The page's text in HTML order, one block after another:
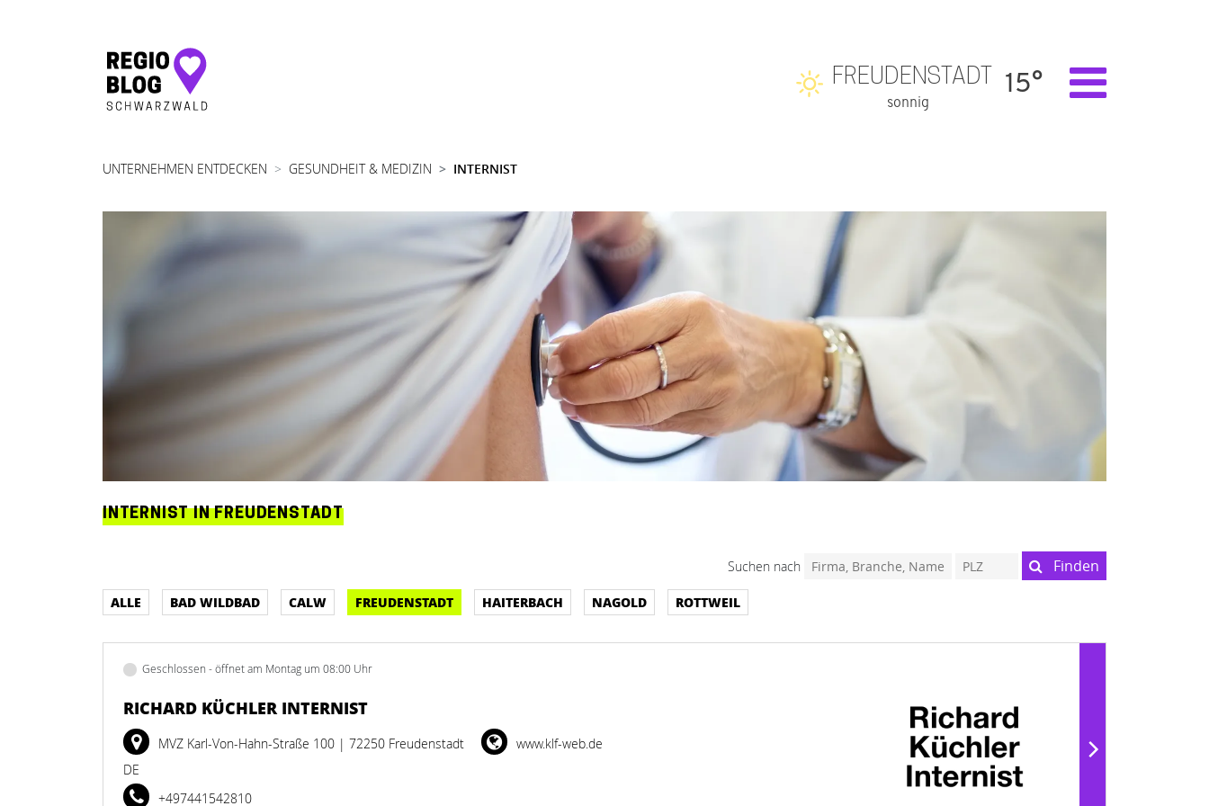
Hauptnavigation
FREUDENSTADT
sonnig
15°
UNTERNEHMEN ENTDECKEN GESUNDHEIT & MEDIZIN INTERNIST
INTERNIST IN FREUDENSTADT
Suchen nach Finden
ALLE BAD WILDBAD CALW FREUDENSTADT HAITERBACH NAGOLD ROTTWEIL
Geschlossen - öffnet am Montag um 08:00 Uhr
RICHARD KÜCHLER INTERNIST
MVZ Karl-Von-Hahn-Straße 100 | 72250 Freudenstadt
DE
+497441542810
www.klf-web.de